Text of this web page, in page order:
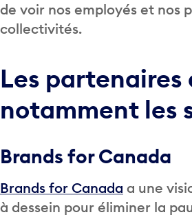
de voir nos employés et nos
collectivités.
Les
notamment les
Brands for Canada
Brands for Canada a une
à dessein pour éliminer la